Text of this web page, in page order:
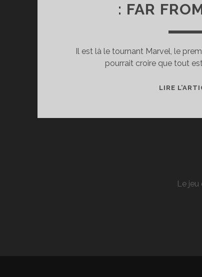
: FAR
Il est là le tournant Marvel, le
pourrait croire que tout
LIRE
Le